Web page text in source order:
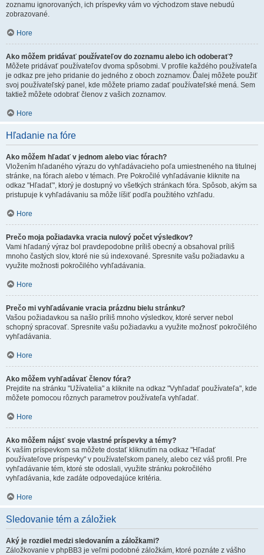
zoznamu ignorovaných, ich príspevky vám vo východzom stave nebudú
zobrazované.
Hore
Ako môžem pridávať používateľov do zoznamu alebo ich odoberať?
Môžete pridávať používateľov dvoma spôsobmi. V profile každého používateľa
je odkaz pre jeho pridanie do jedného z oboch zoznamov. Ďalej môžete použiť
svoj používateľský panel, kde môžete priamo zadať používateľské mená. Sem
taktiež môžete odobrať členov z vašich zoznamov.
Hore
Hľadanie na fóre
Ako môžem hľadať v jednom alebo viac fórach?
Vložením hľadaného výrazu do vyhľadávacieho poľa umiestneného na titulnej
stránke, na fórach alebo v témach. Pre Pokročilé vyhľadávanie kliknite na
odkaz "Hľadať", ktorý je dostupný vo všetkých stránkach fóra. Spôsob, akým sa
pristupuje k vyhľadávaniu sa môže líšiť podľa použitého vzhľadu.
Hore
Prečo moja požiadavka vracia nulový počet výsledkov?
Vami hľadaný výraz bol pravdepodobne príliš obecný a obsahoval príliš
mnoho častých slov, ktoré nie sú indexované. Spresnite vašu požiadavku a
využite možnosti pokročilého vyhľadávania.
Hore
Prečo mi vyhľadávanie vracia prázdnu bielu stránku?
Vašou požiadavkou sa našlo príliš mnoho výsledkov, ktoré server nebol
schopný spracovať. Spresnite vašu požiadavku a využite možnosť pokročilého
vyhľadávania.
Hore
Ako môžem vyhľadávať členov fóra?
Prejdite na stránku "Užívatelia" a kliknite na odkaz "Vyhľadať používateľa", kde
môžete pomocou rôznych parametrov používateľa vyhľadať.
Hore
Ako môžem nájsť svoje vlastné príspevky a témy?
K vaším príspevkom sa môžete dostať kliknutím na odkaz "Hľadať
používateľove príspevky" v používateľskom panely, alebo cez váš profil. Pre
vyhľadávanie tém, ktoré ste odoslali, využite stránku pokročilého
vyhľadávania, kde zadáte odpovedajúce kritéria.
Hore
Sledovanie tém a záložiek
Aký je rozdiel medzi sledovaním a záložkami?
Záložkovanie v phpBB3 je veľmi podobné záložkám, ktoré poznáte z vášho